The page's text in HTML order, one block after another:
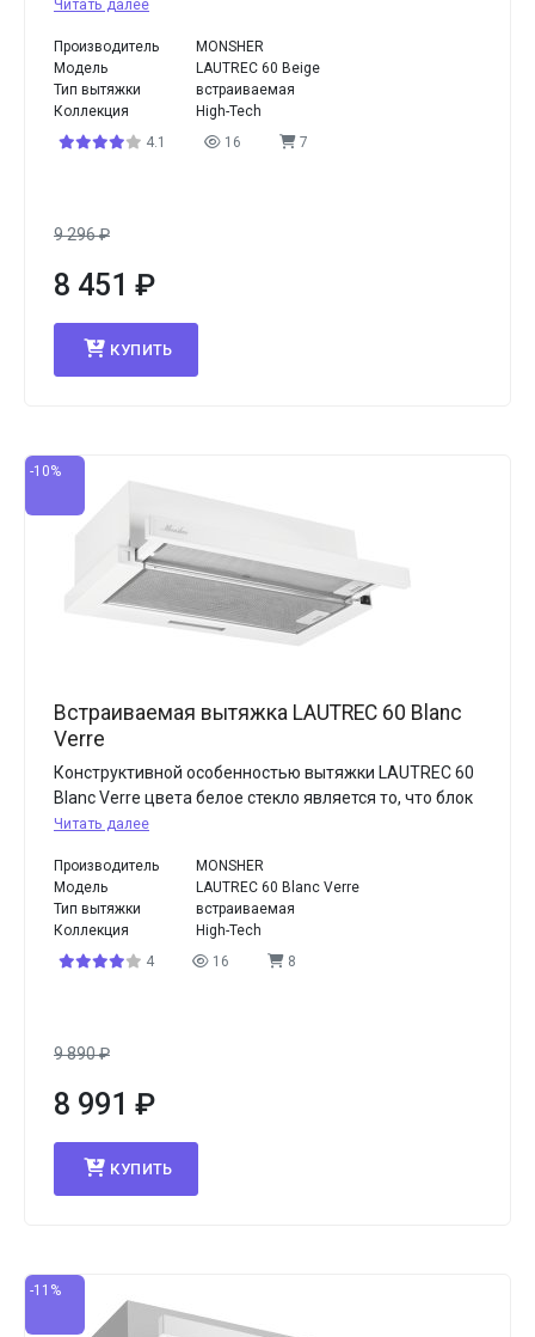
Читать далее
Производитель
MONSHER
Модель
LAUTREC 60 Beige
Тип вытяжки
встраиваемая
Коллекция
High-Tech
4.1
16 7
9 296₽
8 451 ₽
КУПИТЬ
-10%
Встраиваемая вытяжка LAUTREC 60 Blanc
Verre
Конструктивной особенностью вытяжки LAUTREC 60
Blanc Verre цвета белое стекло является то, что блок
Читать далее
Производитель
MONSHER
Модель
LAUTREC 60 Blanc Verre
Тип вытяжки
встраиваемая
Коллекция
High-Tech
4
16 8
9 890₽
8 991 ₽
КУПИТЬ
-11%